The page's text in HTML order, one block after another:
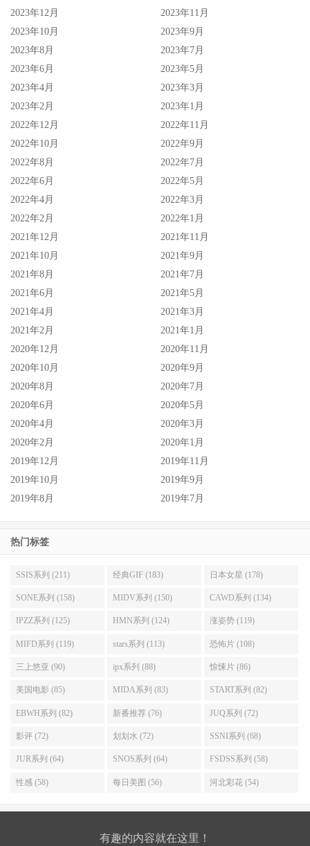
2023年12月
2023年11月
2023年10月
2023年9月
2023年8月
2023年7月
2023年6月
2023年5月
2023年4月
2023年3月
2023年2月
2023年1月
2022年12月
2022年11月
2022年10月
2022年9月
2022年8月
2022年7月
2022年6月
2022年5月
2022年4月
2022年3月
2022年2月
2022年1月
2021年12月
2021年11月
2021年10月
2021年9月
2021年8月
2021年7月
2021年6月
2021年5月
2021年4月
2021年3月
2021年2月
2021年1月
2020年12月
2020年11月
2020年10月
2020年9月
2020年8月
2020年7月
2020年6月
2020年5月
2020年4月
2020年3月
2020年2月
2020年1月
2019年12月
2019年11月
2019年10月
2019年9月
2019年8月
2019年7月
热门标签
SSIS系列 (211) 经典GIF (183) 日本女星 (178)
SONE系列 (158) MIDV系列 (150) CAWD系列 (134)
IPZZ系列 (125) HMN系列 (124) 涨姿势 (119)
MIFD系列 (119) stars系列 (113) 恐怖片 (108)
三上悠亚 (90) ipx系列 (88) 惊悚片 (86)
美国电影 (85) MIDA系列 (83) START系列 (82)
EBWH系列 (82) 新番推荐 (76) JUQ系列 (72)
影评 (72) 划划水 (72) SSNI系列 (68)
JUR系列 (64) SNOS系列 (64) FSDSS系列 (58)
性感 (58) 每日美图 (56) 河北彩花 (54)
有趣的内容就在这里！